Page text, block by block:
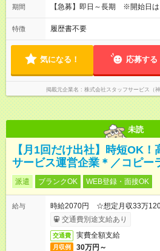
期間 【急募】即日～長期 ※開始日は
特徴 履歴書不要
気になる！ 応募する
掲載元企業名 株式会社スタッフサービス（
未読
【月1回だけ出社】時短OK
サービス運営企業＊／コピー
派遣 ブランクOK WEB登録・面接OK
給与
時給2070円 ☆想定月収33万
交通費別途支給あり
交通費 実費全額支給
月収例 30万円～